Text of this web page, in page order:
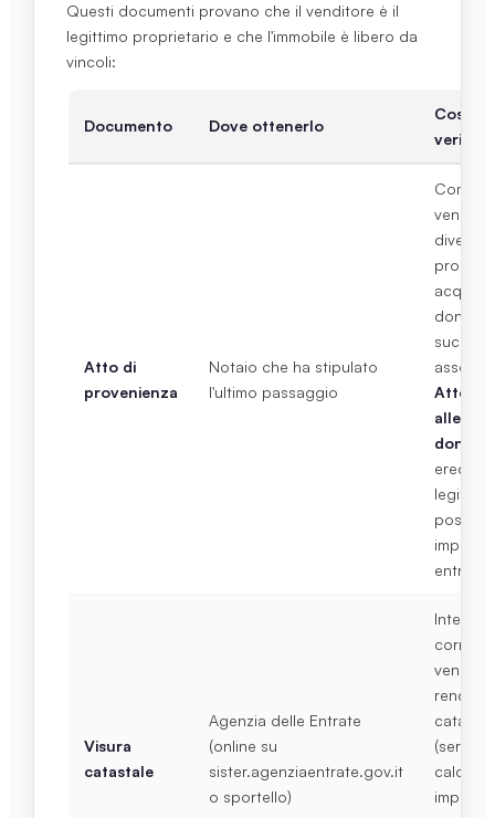
Questi documenti provano che il venditore è il
legittimo proprietario e che l'immobile è libero da
vincoli:
Documento Dove ottenerlo
Cosa
Atto di
provenienza
Notaio che ha stipulato
l'ultimo passaggio
Come il
alle
eredi
entro
Visura
catastale
Agenzia delle Entrate
(online su
sister.agenziaentrate.gov.it
o sportello)
corretta
rendita
(serve